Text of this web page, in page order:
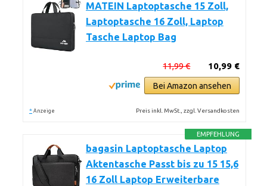
MATEIN Laptoptasche 15 Zoll,
Laptoptasche 16 Zoll, Laptop
Tasche Laptop Bag
10,99 €
11,99 €
Bei Amazon ansehen
* Anzeige Preis inkl. MwSt., zzgl. Versandkosten
EMPFEHLUNG
bagasin Laptoptasche Laptop
Aktentasche Passt bis zu 15 15,6
16 Zoll Laptop Erweiterbare